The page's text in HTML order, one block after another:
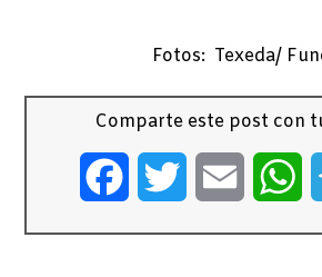
Fotos: Texeda/
Comparte este post con
FacebookTwitter Email